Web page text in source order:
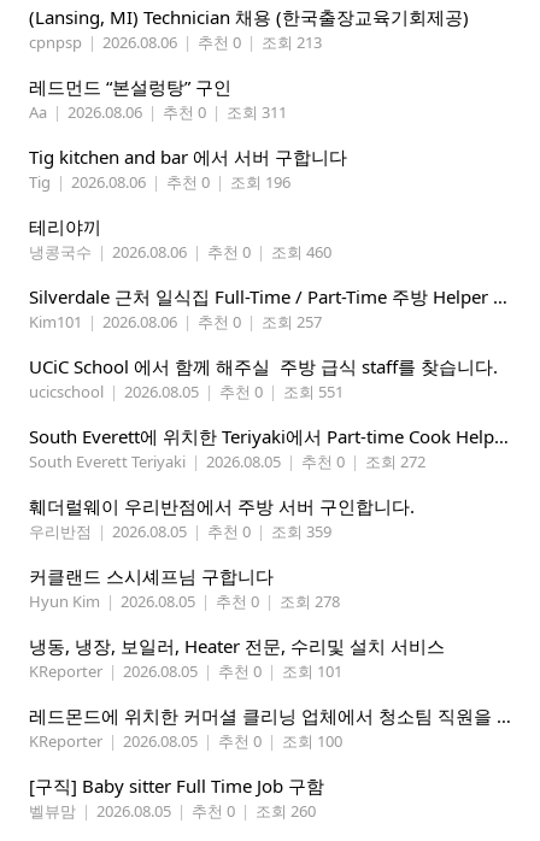
(Lansing, MI) Technician 채용 (한국출장교육기회제공)
cpnpsp | 2026.08.06 | 추천 0 | 조회 213
레드먼드 “본설렁탕” 구인
Aa | 2026.08.06 | 추천 0 | 조회 311
Tig kitchen and bar 에서 서버 구합니다
Tig | 2026.08.06 | 추천 0 | 조회 196
테리야끼
냉콩국수 | 2026.08.06 | 추천 0 | 조회 460
Silverdale 근처 일식집 Full-Time / Part-Time 주방 Helper 구합니다.
Kim101 | 2026.08.06 | 추천 0 | 조회 257
UCiC School 에서 함께 해주실 주방 급식 staff를 찾습니다.
ucicschool | 2026.08.05 | 추천 0 | 조회 551
South Everett에 위치한 Teriyaki에서 Part-time Cook Helper 구합니다. Mon-Sat, 4:00 pm-8:30 pm
South Everett Teriyaki | 2026.08.05 | 추천 0 | 조회 272
훼더럴웨이 우리반점에서 주방 서버 구인합니다.
우리반점 | 2026.08.05 | 추천 0 | 조회 359
커클랜드 스시셰프님 구합니다
Hyun Kim | 2026.08.05 | 추천 0 | 조회 278
냉동, 냉장, 보일러, Heater 전문, 수리및 설치 서비스
KReporter | 2026.08.05 | 추천 0 | 조회 101
레드몬드에 위치한 커머셜 클리닝 업체에서 청소팀 직원을 모집합니다.
KReporter | 2026.08.05 | 추천 0 | 조회 100
[구직] Baby sitter Full Time Job 구함
벨뷰맘 | 2026.08.05 | 추천 0 | 조회 260